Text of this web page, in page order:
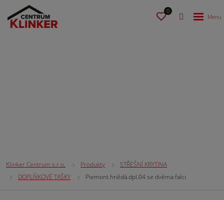
0
Klinker Centrum s.r.o. Produkty
STŘEŠNÍ KRYTINA
DOPLŇKOVÉ TAŠKY
Piemont.hnědá.dpl.04 se dvěma falci